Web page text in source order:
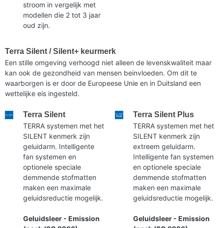
stroom in vergelijk met
modellen die 2 tot 3 jaar
oud zijn.
Terra Silent / Silent+ keurmerk
Een stille omgeving verhoogd niet alleen de levenskwaliteit maar
kan ook de gezondheid van mensen beinvloeden. Om dit te
waarborgen is er door de Europeese Unie en in Duitsland een
wettelijke eis ingesteld.
Terra Silent
TERRA systemen met het
SILENT kenmerk zijn
geluidarm. Intelligente
fan systemen en
optionele speciale
demmende stofmatten
maken een maximale
geluidsreductie mogelijk.
Geluidsleer - Emission
Terra Silent Plus
TERRA systemen met het
SILENT kenmerk zijn
extreem geluidarm.
Intelligente fan systemen
en optionele speciale
demmende stofmatten
maken een maximale
geluidsreductie mogelijk.
Geluidsleer - Emission